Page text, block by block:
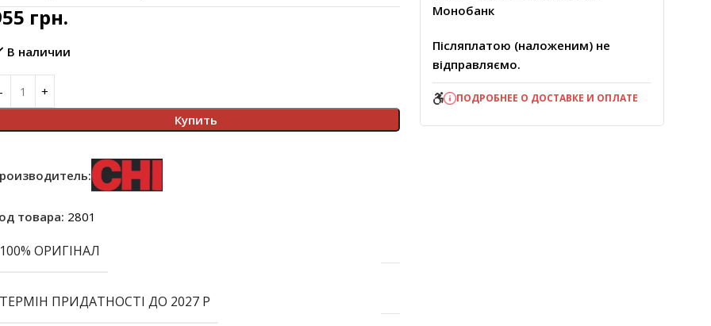
грн.
В наличии
Купить
товара: 2801
ОРИГІНАЛ
ПРИДАТНОСТІ ДО 2027 Р
Монобанк
Післяплатою (наложеним) не
відправляємо.
ПОДРОБНЕЕ О ДОСТАВКЕ И ОПЛАТЕ